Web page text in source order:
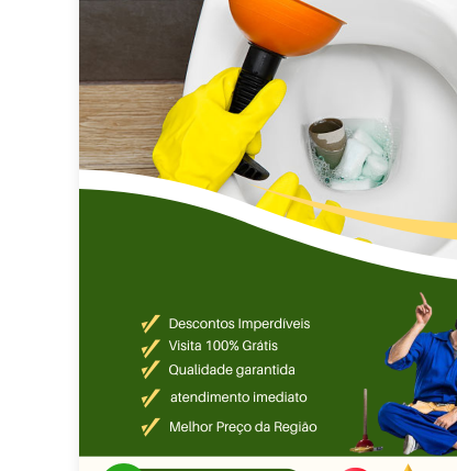
Quais os sinais mais comuns de vaso sanitário entupido?